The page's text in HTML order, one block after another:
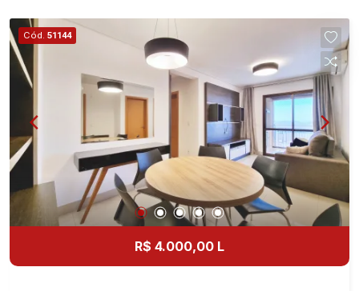
Cód. 51144
R$ 4.000,00 L